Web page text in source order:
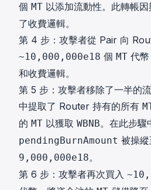
個 MT 以添加流動性。此轉帳
了收費邏輯。
第 4 步：攻擊者從 Pair 向
~10,000,000e18 個 MT 代
和收費邏輯。
第 5 步：攻擊者移除了一半的
中提取了 Router 持有的所有
的 MT 以獲取 WBNB。在此步驟
pendingBurnAmount 被操
9,000,000e18。
第 6 步：攻擊者再次買入